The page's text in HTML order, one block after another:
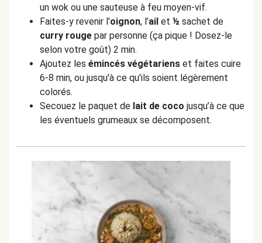
un wok ou une sauteuse à feu moyen-vif.
Faites-y revenir l'oignon, l’ail et ½ sachet de
curry rouge par personne (ça pique ! Dosez-le
selon votre goût) 2 min.
Ajoutez les émincés végétariens et faites cuire
6-8 min, ou jusqu'à ce qu'ils soient légèrement
colorés.
Secouez le paquet de lait de coco jusqu’à ce que
les éventuels grumeaux se décomposent.